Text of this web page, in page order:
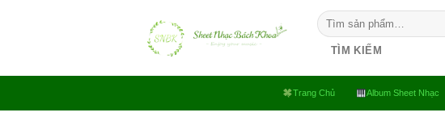
Tìm
kiếm:
TÌM KIẾM
Trang Chủ Album Sheet Nhạc